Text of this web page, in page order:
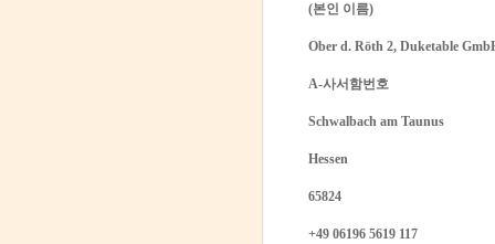
(본인 이름)
Ober d. Röth 2, Duketable
A-사서함번호
Schwalbach am Taunus
Hessen
65824
+49 06196 5619 117